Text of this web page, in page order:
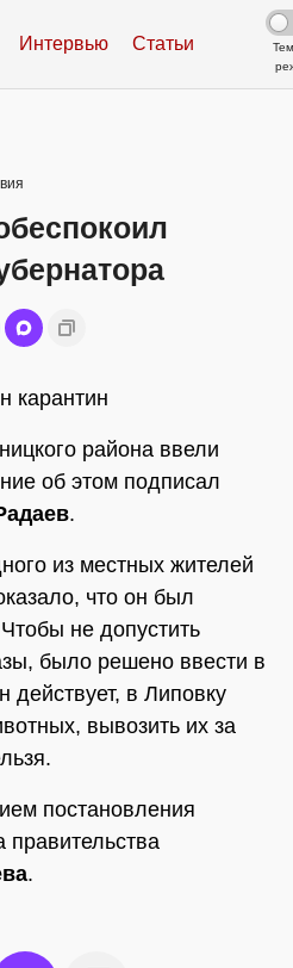
Интервью Статьи
карантин
района ввели
об этом подписал
.
из местных жителей
что он был
не допустить
было решено ввести в
действует, в Липовку
вывозить их за
постановления
.